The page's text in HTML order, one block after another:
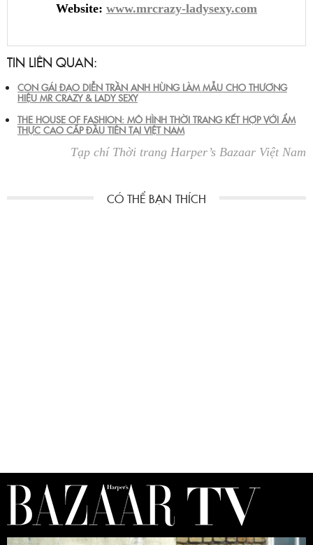
Website: www.mrcrazy-ladysexy.com
TIN LIÊN QUAN:
CON GÁI ĐẠO DIỄN TRẦN ANH HÙNG LÀM MẪU CHO THƯƠNG
HIỆU MR CRAZY & LADY SEXY
THE HOUSE OF FASHION: MÔ HÌNH THỜI TRANG KẾT HỢP VỚI ẨM
THỰC CAO CẤP ĐẦU TIÊN TẠI VIỆT NAM
Tạp chí Thời trang Harper’s Bazaar Việt Nam